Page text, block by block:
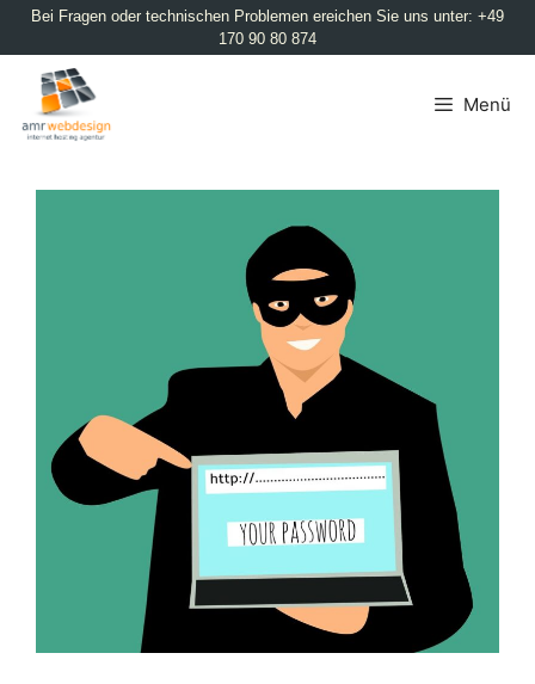
Bei Fragen oder technischen Problemen ereichen Sie uns unter: +49
170 90 80 874
Menü